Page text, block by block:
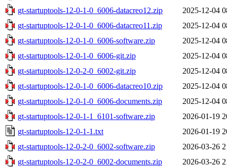
gt-startuptools-12-0-1-0_6006-datacreo12.zip
2025-12-04
gt-startuptools-12-0-1-0_6006-datacreo11.zip
2025-12-04
gt-startuptools-12-0-1-0_6006-software.zip
2025-12-04
gt-startuptools-12-0-1-0_6006-git.zip
2025-12-04
gt-startuptools-12-0-2-0_6002-git.zip
2025-12-04
gt-startuptools-12-0-1-0_6006-datacreo10.zip
2025-12-04
gt-startuptools-12-0-1-0_6006-documents.zip
2025-12-04
gt-startuptools-12-0-1-1_6101-software.zip
2026-01-19
gt-startuptools-12-0-1-1.txt
2026-01-19
gt-startuptools-12-0-2-0_6002-software.zip
2026-03-26
gt-startuptools-12-0-2-0_6002-documents.zip
2026-03-26